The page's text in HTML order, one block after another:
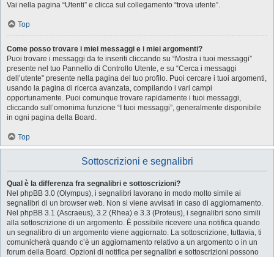
Vai nella pagina “Utenti” e clicca sul collegamento “trova utente”.
Top
Come posso trovare i miei messaggi e i miei argomenti?
Puoi trovare i messaggi da te inseriti cliccando su “Mostra i tuoi messaggi”
presente nel tuo Pannello di Controllo Utente, e su “Cerca i messaggi
dell’utente” presente nella pagina del tuo profilo. Puoi cercare i tuoi argomenti,
usando la pagina di ricerca avanzata, compilando i vari campi
opportunamente. Puoi comunque trovare rapidamente i tuoi messaggi,
cliccando sull’omonima funzione “I tuoi messaggi”, generalmente disponibile
in ogni pagina della Board.
Top
Sottoscrizioni e segnalibri
Qual è la differenza fra segnalibri e sottoscrizioni?
Nel phpBB 3.0 (Olympus), i segnalibri lavorano in modo molto simile ai
segnalibri di un browser web. Non si viene avvisati in caso di aggiornamento.
Nel phpBB 3.1 (Ascraeus), 3.2 (Rhea) e 3.3 (Proteus), i segnalibri sono simili
alla sottoscrizione di un argomento. È possibile ricevere una notifica quando
un segnalibro di un argomento viene aggiornato. La sottoscrizione, tuttavia, ti
comunicherà quando c’è un aggiornamento relativo a un argomento o in un
forum della Board. Opzioni di notifica per segnalibri e sottoscrizioni possono